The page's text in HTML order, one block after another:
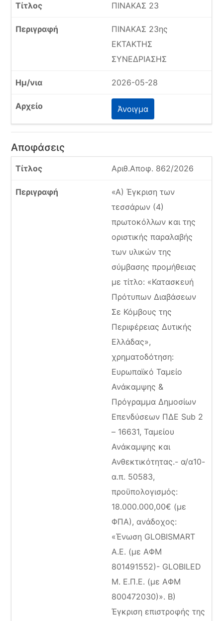
ΠΙΝΑΚΑΣ 23
ΠΙΝΑΚΑΣ 23ης
ΕΚΤΑΚΤΗΣ
ΣΥΝΕΔΡΙΑΣΗΣ
2026-05-28
Άνοιγμα
Αποφάσεις
Αριθ.Αποφ. 862/2026
«Α) Έγκριση των
τεσσάρων (4)
πρωτοκόλλων και της
οριστικής παραλαβής
των υλικών της
σύμβασης προμήθειας
με τίτλο: «Κατασκευή
Πρότυπων Διαβάσεων
Σε Κόμβους της
Περιφέρειας Δυτικής
Ελλάδας»,
χρηματοδότηση:
Ευρωπαϊκό Ταμείο
Ανάκαμψης &
Πρόγραμμα Δημοσίων
Επενδύσεων ΠΔΕ Sub 2
– 16631, Ταμείου
Ανάκαμψης και
Ανθεκτικότητας.- α/α10-
α.π. 50583,
προϋπολογισμός:
18.000.000,00€ (με
ΦΠΑ), ανάδοχος:
«Ένωση GLOBISMART
A.E. (με ΑΦΜ
801491552)- GLOBILED
M. Ε.Π.Ε. (με ΑΦΜ
800472030)». Β)
Έγκριση επιστροφής της